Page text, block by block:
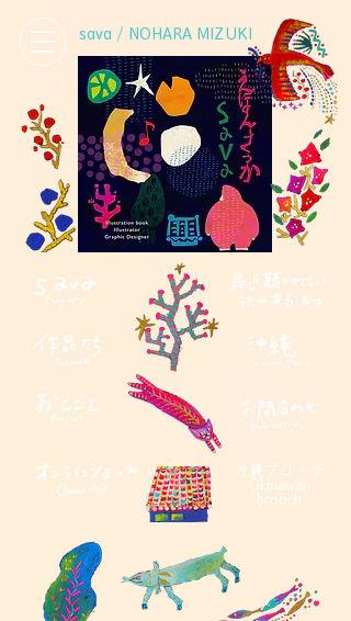
sava / NOHARA MIZUKI
沖縄ブローチ
Okinawan
brooch